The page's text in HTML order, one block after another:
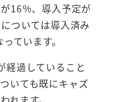
16％、導入予定が
ついては導入済み
ています。
経過していること
いても既にキャズ